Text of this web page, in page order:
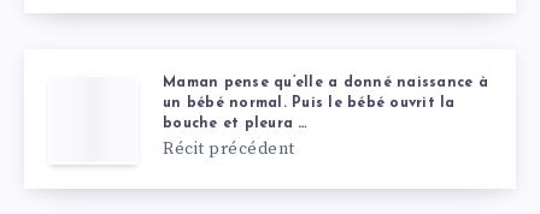
Maman pense qu’elle a donné naissance à
un bébé normal. Puis le bébé ouvrit la
bouche et pleura …
Récit précédent